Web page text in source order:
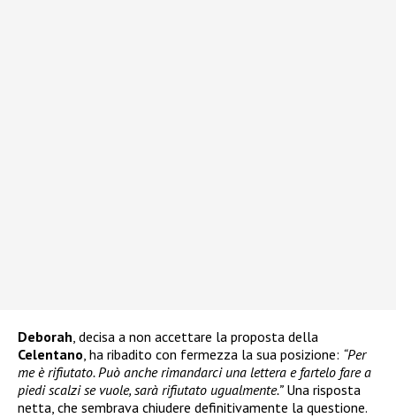
Deborah, decisa a non accettare la proposta della
Celentano, ha ribadito con fermezza la sua posizione: “Per
me è rifiutato. Può anche rimandarci una lettera e fartelo fare a
piedi scalzi se vuole, sarà rifiutato ugualmente.”Una risposta
netta, che sembrava chiudere definitivamente la questione.